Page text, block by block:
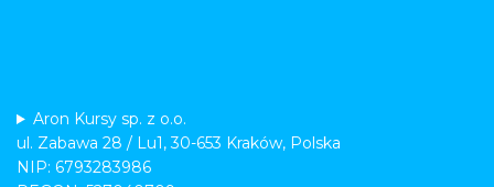
Aron Kursy sp. z o.o.
ul. Zabawa 28 / Lu1, 30-653 Kraków, Polska
NIP: 6793283986